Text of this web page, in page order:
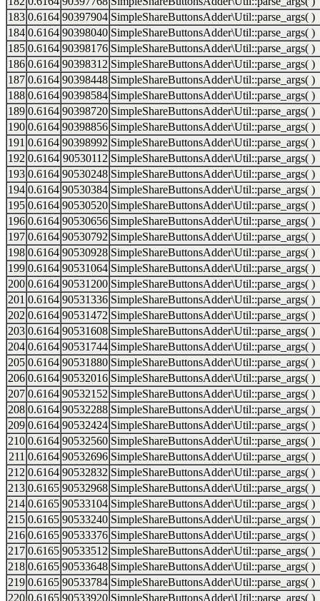
183 0.6164 90397904 SimpleShareButtonsAdder\Util::parse_args( )
184 0.6164 90398040 SimpleShareButtonsAdder\Util::parse_args( )
185 0.6164 90398176 SimpleShareButtonsAdder\Util::parse_args( )
186 0.6164 90398312 SimpleShareButtonsAdder\Util::parse_args( )
187 0.6164 90398448 SimpleShareButtonsAdder\Util::parse_args( )
188 0.6164 90398584 SimpleShareButtonsAdder\Util::parse_args( )
189 0.6164 90398720 SimpleShareButtonsAdder\Util::parse_args( )
190 0.6164 90398856 SimpleShareButtonsAdder\Util::parse_args( )
191 0.6164 90398992 SimpleShareButtonsAdder\Util::parse_args( )
192 0.6164 90530112 SimpleShareButtonsAdder\Util::parse_args( )
193 0.6164 90530248 SimpleShareButtonsAdder\Util::parse_args( )
194 0.6164 90530384 SimpleShareButtonsAdder\Util::parse_args( )
195 0.6164 90530520 SimpleShareButtonsAdder\Util::parse_args( )
196 0.6164 90530656 SimpleShareButtonsAdder\Util::parse_args( )
197 0.6164 90530792 SimpleShareButtonsAdder\Util::parse_args( )
198 0.6164 90530928 SimpleShareButtonsAdder\Util::parse_args( )
199 0.6164 90531064 SimpleShareButtonsAdder\Util::parse_args( )
200 0.6164 90531200 SimpleShareButtonsAdder\Util::parse_args( )
201 0.6164 90531336 SimpleShareButtonsAdder\Util::parse_args( )
202 0.6164 90531472 SimpleShareButtonsAdder\Util::parse_args( )
203 0.6164 90531608 SimpleShareButtonsAdder\Util::parse_args( )
204 0.6164 90531744 SimpleShareButtonsAdder\Util::parse_args( )
205 0.6164 90531880 SimpleShareButtonsAdder\Util::parse_args( )
206 0.6164 90532016 SimpleShareButtonsAdder\Util::parse_args( )
207 0.6164 90532152 SimpleShareButtonsAdder\Util::parse_args( )
208 0.6164 90532288 SimpleShareButtonsAdder\Util::parse_args( )
209 0.6164 90532424 SimpleShareButtonsAdder\Util::parse_args( )
210 0.6164 90532560 SimpleShareButtonsAdder\Util::parse_args( )
211 0.6164 90532696 SimpleShareButtonsAdder\Util::parse_args( )
212 0.6164 90532832 SimpleShareButtonsAdder\Util::parse_args( )
213 0.6165 90532968 SimpleShareButtonsAdder\Util::parse_args( )
214 0.6165 90533104 SimpleShareButtonsAdder\Util::parse_args( )
215 0.6165 90533240 SimpleShareButtonsAdder\Util::parse_args( )
216 0.6165 90533376 SimpleShareButtonsAdder\Util::parse_args( )
217 0.6165 90533512 SimpleShareButtonsAdder\Util::parse_args( )
218 0.6165 90533648 SimpleShareButtonsAdder\Util::parse_args( )
219 0.6165 90533784 SimpleShareButtonsAdder\Util::parse_args( )
220 0.6165 90533920 SimpleShareButtonsAdder\Util::parse_args( )